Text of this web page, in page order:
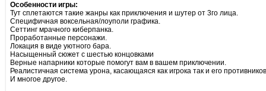
Особенности игры:
Тут сплетаются такие жанры как приключения и шутер от 3го лица.
Специфичная воксельная/лоуполи графика.
Сеттинг мрачного киберпанка.
Проработанные персонажи.
Локация в виде уютного бара.
Насыщенный сюжет с шестью концовками
Верные напарники которые помогут вам в вашем приключении.
Реалистичная система урона, касающаяся как игрока так и его
И многое другое.